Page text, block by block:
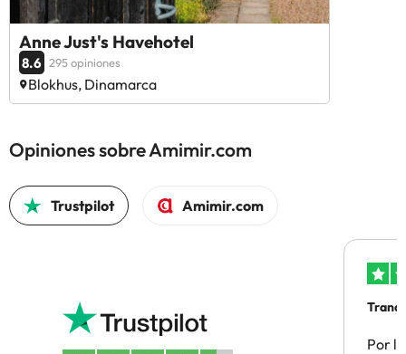
Anne Just's Havehotel
8.6 295 opiniones
Blokhus, Dinamarca
Opiniones sobre Amimir.com
Trustpilot Amimir.com
Por